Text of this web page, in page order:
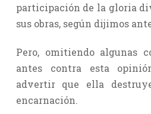
participación de la gloria
sus obras, según dijimos
Pero, omitiendo algunas
antes contra esta
advertir que ella
encarnación.